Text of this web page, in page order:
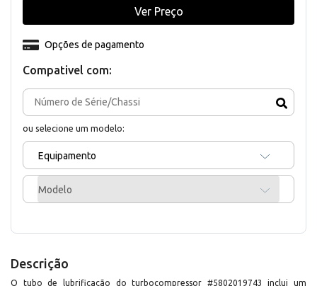
Compativel com:
ou selecione um modelo:
Equipamento
Modelo
Opções de pagamento
Ver Preço
Descrição
O tubo de lubrificação do turbocompressor #5802019743 inclui um